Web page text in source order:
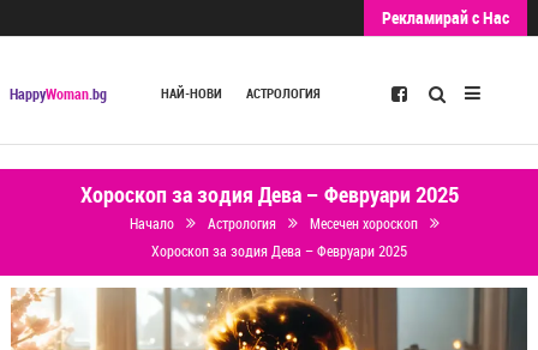
Рекламирай с Нас
HappyWoman.bg НАЙ-НОВИ АСТРОЛОГИЯ Търсене
Хороскоп за зодия Дева – Февруари 2025
Начало Астрология
Месечен хороскоп
Хороскоп за зодия Дева – Февруари 2025